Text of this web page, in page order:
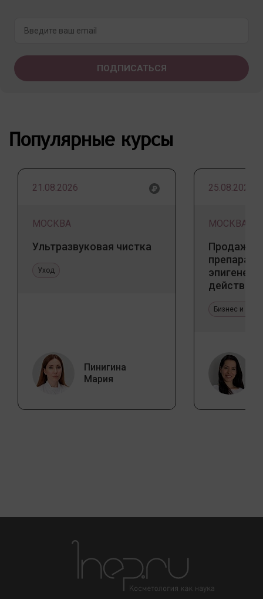
Популярные курсы
21.08.2026
МОСКВА
Ультразвуковая чистка
Уход
Пинигина
Мария
25.08.2026
МОСКВА
Продажа
действия
Бизнес и